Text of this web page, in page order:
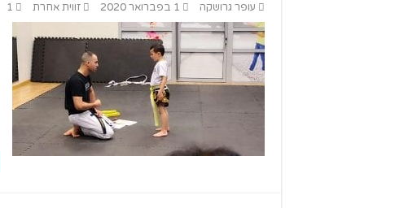
עופר גרושקה 1 בפברואר 2020 זווית אחרת 1